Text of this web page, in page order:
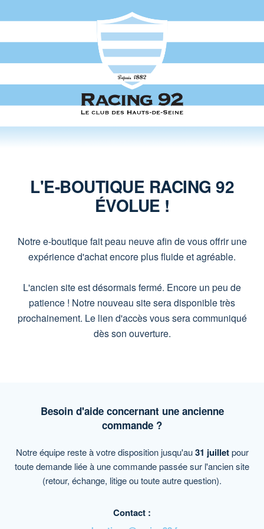
L'E-BOUTIQUE RACING 92
ÉVOLUE !
Notre e-boutique fait peau neuve afin de vous offrir une
expérience d'achat encore plus fluide et agréable.
L'ancien site est désormais fermé. Encore un peu de
patience ! Notre nouveau site sera disponible très
prochainement. Le lien d'accès vous sera communiqué
dès son ouverture.
Besoin d'aide concernant une ancienne
commande ?
Notre équipe reste à votre disposition jusqu'au31 juilletpour
toute demande liée à une commande passée sur l'ancien site
(retour, échange, litige ou toute autre question).
Contact :